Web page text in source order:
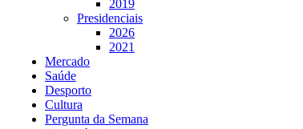
2019
Presidenciais
2026
2021
Mercado
Saúde
Desporto
Cultura
Pergunta da Semana